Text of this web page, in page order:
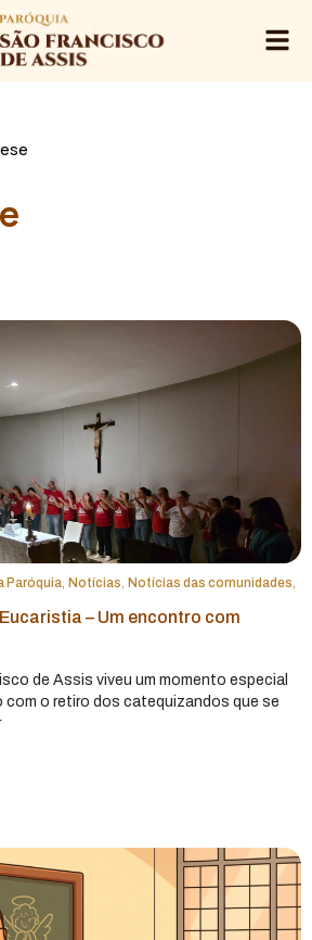
Paróquia, Notícias, Notícias das comunidades,
– Um encontro com
de Assis viveu um momento especial
com o retiro dos catequizandos que se